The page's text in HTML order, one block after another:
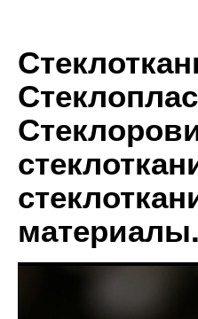
материалы.